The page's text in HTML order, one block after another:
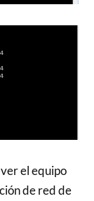
el equipo
de red de